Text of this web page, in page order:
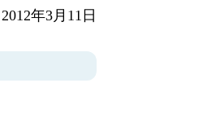
年3月11日